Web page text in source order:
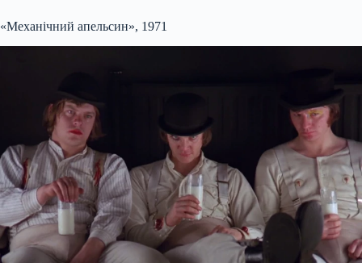
«Механічний апельсин», 1971